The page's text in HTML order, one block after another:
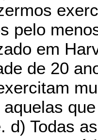
pelo
em
de 20
d) Todas